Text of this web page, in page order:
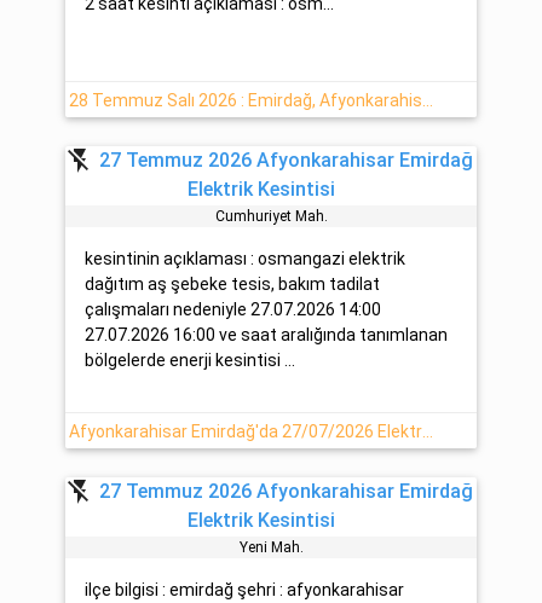
flash_off 27 Temmuz 2026 Afyonkarahisar Emirdağ
Elektrik Kesintisi
Cumhuri̇yet Mah.
kesintinin açıklaması : osmangazi elektrik
dağıtım aş şebeke tesis, bakım tadilat
çalışmaları nedeniyle 27.07.2026 14:00
27.07.2026 16:00 ve saat aralığında tanımlanan
bölgelerde enerji kesintisi ...
Afyonkarahisar Emirdağ'da 27/07/2026 Elektrik Arızası Hakkında Detaylar
flash_off 27 Temmuz 2026 Afyonkarahisar Emirdağ
Elektrik Kesintisi
Yeni̇ Mah.
ilçe bilgisi : emirdağ şehri : afyonkarahisar